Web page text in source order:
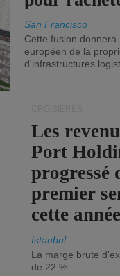
San Francisco
Cette fusion
européen de la
d'infrastructures
Les
Port
progressé
premier
cette
Istanbul
La marge brute
de 22 %.